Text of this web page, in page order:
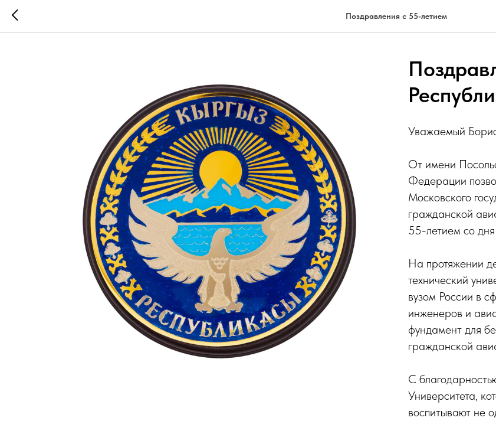
Поздравления с 55-летием
Уважаемый
От имени
Федерации
Московского
гражданской
55-летием со
На протяжении
технический
вузом России в
инженеров и
фундамент для
гражданской
С
Университета,
воспитывают не